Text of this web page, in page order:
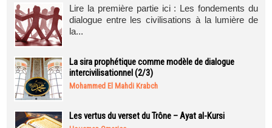
Lire la première partie ici : Les fondements du
dialogue entre les civilisations à la lumière de
la...
La sira prophétique comme modèle de dialogue
intercivilisationnel (2/3)
Mohammed El Mahdi Krabch
Les vertus du verset du Trône – Ayat al-Kursi